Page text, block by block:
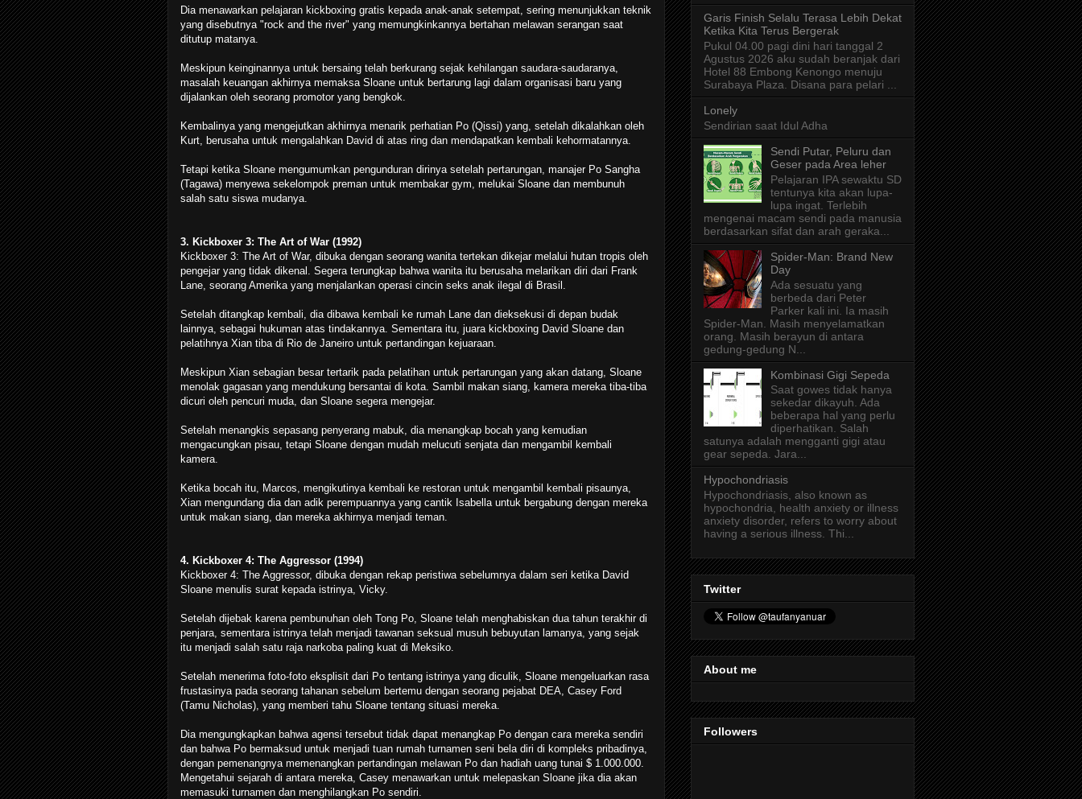
Dia menawarkan pelajaran kickboxing gratis kepada anak-anak setempat, sering menunjukkan teknik
yang disebutnya "rock and the river" yang memungkinkannya bertahan melawan serangan saat
ditutup matanya.
Meskipun keinginannya untuk bersaing telah berkurang sejak kehilangan saudara-saudaranya,
masalah keuangan akhirnya memaksa Sloane untuk bertarung lagi dalam organisasi baru yang
dijalankan oleh seorang promotor yang bengkok.
Kembalinya yang mengejutkan akhirnya menarik perhatian Po (Qissi) yang, setelah dikalahkan oleh
Kurt, berusaha untuk mengalahkan David di atas ring dan mendapatkan kembali kehormatannya.
Tetapi ketika Sloane mengumumkan pengunduran dirinya setelah pertarungan, manajer Po Sangha
(Tagawa) menyewa sekelompok preman untuk membakar gym, melukai Sloane dan membunuh
salah satu siswa mudanya.
3. Kickboxer 3: The Art of War (1992)
Kickboxer 3: The Art of War, dibuka dengan seorang wanita tertekan dikejar melalui hutan tropis oleh
pengejar yang tidak dikenal. Segera terungkap bahwa wanita itu berusaha melarikan diri dari Frank
Lane, seorang Amerika yang menjalankan operasi cincin seks anak ilegal di Brasil.
Setelah ditangkap kembali, dia dibawa kembali ke rumah Lane dan dieksekusi di depan budak
lainnya, sebagai hukuman atas tindakannya. Sementara itu, juara kickboxing David Sloane dan
pelatihnya Xian tiba di Rio de Janeiro untuk pertandingan kejuaraan.
Meskipun Xian sebagian besar tertarik pada pelatihan untuk pertarungan yang akan datang, Sloane
menolak gagasan yang mendukung bersantai di kota. Sambil makan siang, kamera mereka tiba-tiba
dicuri oleh pencuri muda, dan Sloane segera mengejar.
Setelah menangkis sepasang penyerang mabuk, dia menangkap bocah yang kemudian
mengacungkan pisau, tetapi Sloane dengan mudah melucuti senjata dan mengambil kembali
kamera.
Ketika bocah itu, Marcos, mengikutinya kembali ke restoran untuk mengambil kembali pisaunya,
Xian mengundang dia dan adik perempuannya yang cantik Isabella untuk bergabung dengan mereka
untuk makan siang, dan mereka akhirnya menjadi teman.
4. Kickboxer 4: The Aggressor (1994)
Kickboxer 4: The Aggressor, dibuka dengan rekap peristiwa sebelumnya dalam seri ketika David
Sloane menulis surat kepada istrinya, Vicky.
Setelah dijebak karena pembunuhan oleh Tong Po, Sloane telah menghabiskan dua tahun terakhir di
penjara, sementara istrinya telah menjadi tawanan seksual musuh bebuyutan lamanya, yang sejak
itu menjadi salah satu raja narkoba paling kuat di Meksiko.
Setelah menerima foto-foto eksplisit dari Po tentang istrinya yang diculik, Sloane mengeluarkan rasa
frustasinya pada seorang tahanan sebelum bertemu dengan seorang pejabat DEA, Casey Ford
(Tamu Nicholas), yang memberi tahu Sloane tentang situasi mereka.
Dia mengungkapkan bahwa agensi tersebut tidak dapat menangkap Po dengan cara mereka sendiri
dan bahwa Po bermaksud untuk menjadi tuan rumah turnamen seni bela diri di kompleks pribadinya,
dengan pemenangnya memenangkan pertandingan melawan Po dan hadiah uang tunai $ 1.000.000.
Mengetahui sejarah di antara mereka, Casey menawarkan untuk melepaskan Sloane jika dia akan
memasuki turnamen dan menghilangkan Po sendiri.
Garis Finish Selalu Terasa Lebih Dekat
Ketika Kita Terus Bergerak
Pukul 04.00 pagi dini hari tanggal 2
Agustus 2026 aku sudah beranjak dari
Hotel 88 Embong Kenongo menuju
Surabaya Plaza. Disana para pelari ...
Lonely
Sendirian saat Idul Adha
Sendi Putar, Peluru dan
Geser pada Area leher
Pelajaran IPA sewaktu SD
tentunya kita akan lupa-
lupa ingat. Terlebih
mengenai macam sendi pada manusia
berdasarkan sifat dan arah geraka...
Spider-Man: Brand New
Day
Ada sesuatu yang
berbeda dari Peter
Parker kali ini. Ia masih
Spider-Man. Masih menyelamatkan
orang. Masih berayun di antara
gedung-gedung N...
Kombinasi Gigi Sepeda
Saat gowes tidak hanya
sekedar dikayuh. Ada
beberapa hal yang perlu
diperhatikan. Salah
satunya adalah mengganti gigi atau
gear sepeda. Jara...
Hypochondriasis
Hypochondriasis, also known as
hypochondria, health anxiety or illness
anxiety disorder, refers to worry about
having a serious illness. Thi...
Twitter
About me
Followers